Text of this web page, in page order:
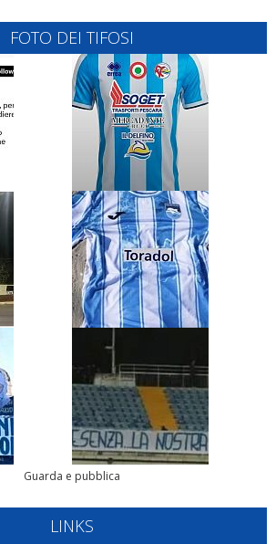
FOTO DEI TIFOSI
Guarda e pubblica
LINKS